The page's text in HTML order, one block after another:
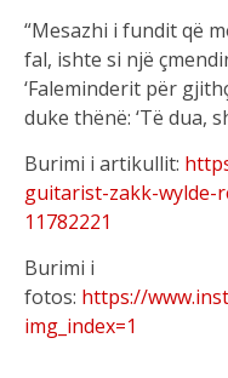
“Mesazhi i fundit që
fal, ishte si një
‘Faleminderit për
duke thënë: ‘Të dua,
Burimi i artikullit:
guitarist-zakk-wylde-
11782221
Burimi i
fotos: https://
img_index=1